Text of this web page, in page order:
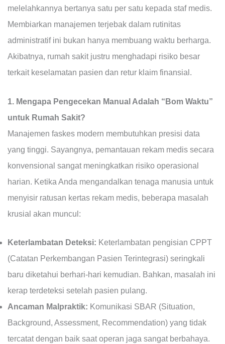
melelahkannya bertanya satu per satu kepada staf medis.
Membiarkan manajemen terjebak dalam rutinitas
administratif ini bukan hanya membuang waktu berharga.
Akibatnya, rumah sakit justru menghadapi risiko besar
terkait keselamatan pasien dan retur klaim finansial.
1. Mengapa Pengecekan Manual Adalah “Bom Waktu”
untuk Rumah Sakit?
Manajemen faskes modern membutuhkan presisi data
yang tinggi. Sayangnya, pemantauan rekam medis secara
konvensional sangat meningkatkan risiko operasional
harian. Ketika Anda mengandalkan tenaga manusia untuk
menyisir ratusan kertas rekam medis, beberapa masalah
krusial akan muncul:
Keterlambatan Deteksi: Keterlambatan pengisian CPPT
(Catatan Perkembangan Pasien Terintegrasi) seringkali
baru diketahui berhari-hari kemudian. Bahkan, masalah ini
kerap terdeteksi setelah pasien pulang.
Ancaman Malpraktik: Komunikasi SBAR (Situation,
Background, Assessment, Recommendation) yang tidak
tercatat dengan baik saat operan jaga sangat berbahaya.